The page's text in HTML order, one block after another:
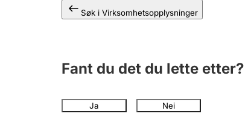
Søk i Virksomhetsopplysninger
Fant du det du lette etter?
Ja Nei